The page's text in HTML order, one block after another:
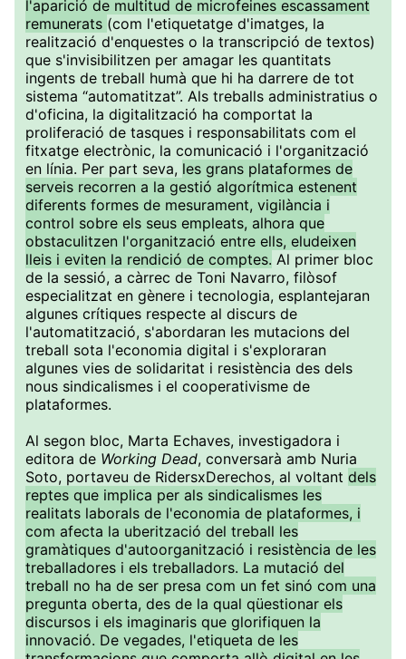
l'aparició de multitud de microfeines escassament
remunerats (com l'etiquetatge d'imatges, la
realització d'enquestes o la transcripció de textos)
que s'invisibilitzen per amagar les quantitats
ingents de treball humà que hi ha darrere de tot
sistema “automatitzat”. Als treballs administratius o
d'oficina, la digitalització ha comportat la
proliferació de tasques i responsabilitats com el
fitxatge electrònic, la comunicació i l'organització
en línia. Per part seva, les grans plataformes de
serveis recorren a la gestió algorítmica estenent
diferents formes de mesurament, vigilància i
control sobre els seus empleats, alhora que
obstaculitzen l'organització entre ells, eludeixen
lleis i eviten la rendició de comptes. Al primer bloc
de la sessió, a càrrec de Toni Navarro, filòsof
especialitzat en gènere i tecnologia, esplantejaran
algunes crítiques respecte al discurs de
l'automatització, s'abordaran les mutacions del
treball sota l'economia digital i s'exploraran
algunes vies de solidaritat i resistència des dels
nous sindicalismes i el cooperativisme de
plataformes.
Al segon bloc, Marta Echaves, investigadora i
editora de Working Dead, conversarà amb Nuria
Soto, portaveu de RidersxDerechos, al voltant dels
reptes que implica per als sindicalismes les
realitats laborals de l'economia de plataformes, i
com afecta la uberització del treball les
gramàtiques d'autoorganització i resistència de les
treballadores i els treballadors. La mutació del
treball no ha de ser presa com un fet sinó com una
pregunta oberta, des de la qual qüestionar els
discursos i els imaginaris que glorifiquen la
innovació. De vegades, l'etiqueta de les